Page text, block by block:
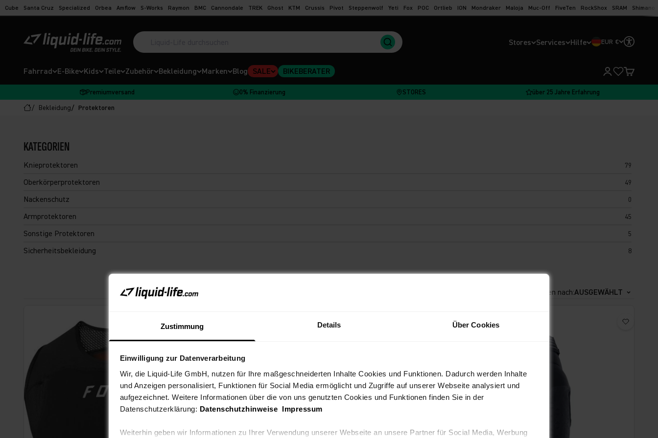
Zustimmung Details Über Cookies
Einwilligung zur Datenverarbeitung
Wir, die Liquid-Life GmbH, nutzen für Ihre maßgeschneiderten Inhalte Cookies und Funktionen. Dadurch werden Inhalte
und Anzeigen personalisiert, Funktionen für Social Media ermöglicht und Zugriffe auf unserer Webseite analysiert und
aufgezeichnet. Weitere Informationen über die von uns genutzten Cookies und Funktionen finden Sie in der
Datenschutzerklärung: Datenschutzhinweise Impressum
Weiterhin geben wir Informationen zu Ihrer Verwendung unserer Webseite an unsere Partner für Social Media, Werbung
Zum Inhalt springen
Cube Santa Cruz Specialized Orbea Amflow S-Works Raymon BMC Cannondale TREK Ghost KTM Crussis Pivot Steppenwolf Yeti Fox POC Ortlieb ION Mondraker Maloja Muc-Off FiveTen RockShox SRAM Shimano
Liquid-Life Suche öffnen
Stores Services Hilfe EUR €
Fahrrad E-Bike Kids Teile Zubehör Bekleidung Marken Blog SALE BIKEBERATER
Premiumversand 0% Finanzierung STORES
über 25 Jahre Erfahrung
Bekleidung
Protektoren
KATEGORIEN
Knieprotektoren 79
Oberkörperprotektoren 49
Nackenschutz 0
Armprotektoren 45
Sonstige Protektoren 5
Sicherheitsbekleidung 8
Sortieren nach:AUSGEWÄHLT